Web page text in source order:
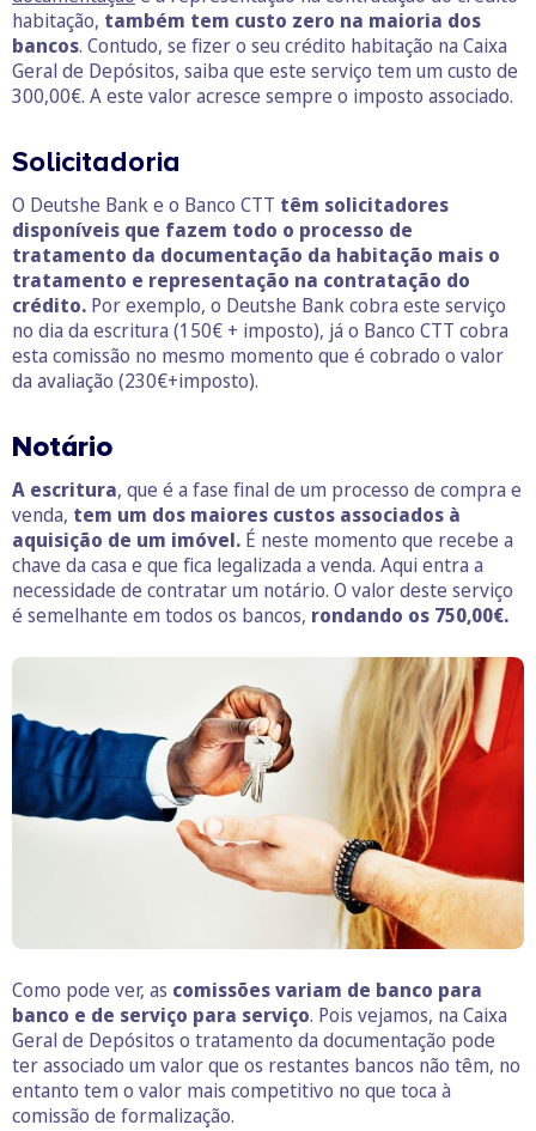
habitação, também tem custo zero na maioria dos
bancos. Contudo, se fizer o seu crédito habitação na Caixa
Geral de Depósitos, saiba que este serviço tem um custo de
300,00€. A este valor acresce sempre o imposto associado.
Solicitadoria
O Deutshe Bank e o Banco CTT têm solicitadores
disponíveis que fazem todo o processo de
tratamento da documentação da habitação mais o
tratamento e representação na contratação do
crédito. Por exemplo, o Deutshe Bank cobra este serviço
no dia da escritura (150€ + imposto), já o Banco CTT cobra
esta comissão no mesmo momento que é cobrado o valor
da avaliação (230€+imposto).
Notário
A escritura, que é a fase final de um processo de compra e
venda, tem um dos maiores custos associados à
aquisição de um imóvel. É neste momento que recebe a
chave da casa e que fica legalizada a venda. Aqui entra a
necessidade de contratar um notário. O valor deste serviço
é semelhante em todos os bancos, rondando os 750,00€.
Como pode ver, as comissões variam de banco para
banco e de serviço para serviço. Pois vejamos, na Caixa
Geral de Depósitos o tratamento da documentação pode
ter associado um valor que os restantes bancos não têm, no
entanto tem o valor mais competitivo no que toca à
comissão de formalização.